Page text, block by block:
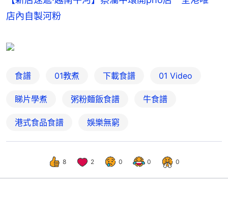
店內自製河粉
食譜 01教煮 下載食譜 01 Video
睇片學煮 粥粉麵飯食譜 牛食譜
港式食品食譜 娛樂無窮
8 2 0 0 0